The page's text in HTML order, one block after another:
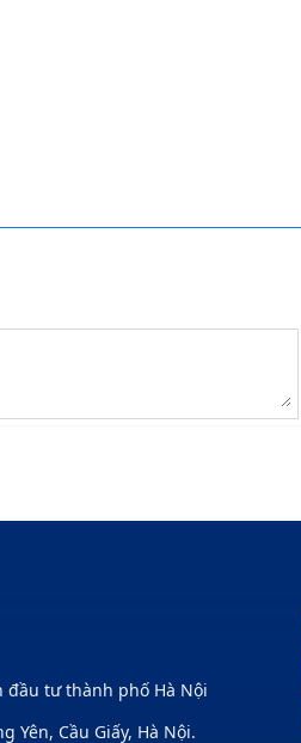
đầu tư thành phố Hà Nội
Yên, Cầu Giấy, Hà Nội.